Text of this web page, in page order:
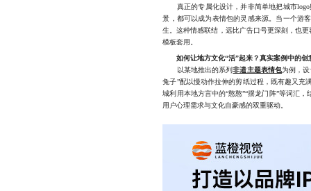
真正的专属化设计，并非简单地把城市logo
景，都可以成为表情包的灵感来源。当一个游
生。这种情感联结，远比广告口号更深刻，也
模板套用。
如何让地方文化“活”起来？真实案例中的创
以某地推出的系列非遗主题表情包为例，
兔子”配以慢动作拉伸的剪纸过程，既有趣又充
城利用本地方言中的“憨憨”“摆龙门阵”等词汇
用户心理需求与文化自豪感的双重驱动。